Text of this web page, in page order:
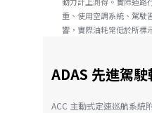
重、使用空調系統、駕駛
響，實際油耗常低於所標
ADAS 先進駕
ACC 主動式定速巡航系統